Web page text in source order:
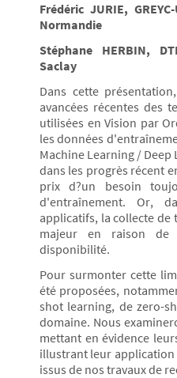
Frédéric JURIE,
Normandie
Stéphane HERBIN,
Saclay
Dans cette
avancées récentes des
utilisées en Vision par
les données
Machine Learning /
dans les progrès récent
prix d?un besoin
d'entraînement. Or,
applicatifs, la collecte de
majeur en raison
disponibilité.
Pour surmonter cette
été proposées,
shot learning, de zero-
domaine. Nous
mettant en évidence
illustrant leur application
issus de nos travaux de